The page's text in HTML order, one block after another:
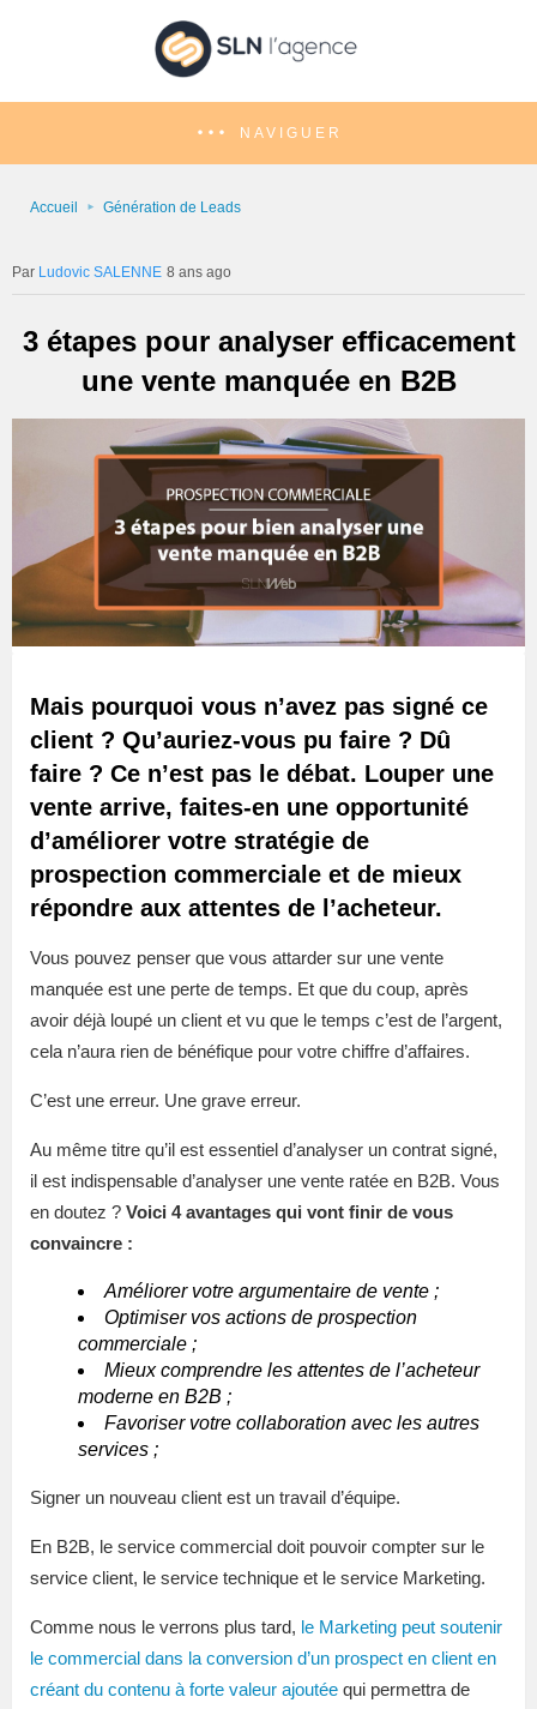
NAVIGUER
Accueil Génération de Leads
Ludovic SALENNE 8 ans ago
3 étapes pour analyser efficacement
une vente manquée en B2B
Mais pourquoi vous n’avez pas signé ce
client ? Qu’auriez-vous pu faire ? Dû
faire ? Ce n’est pas le débat. Louper une
vente arrive, faites-en une opportunité
d’améliorer votre stratégie de
prospection commerciale et de mieux
répondre aux attentes de l’acheteur.
Vous pouvez penser que vous attarder sur une vente
manquée est une perte de temps. Et que du coup, après
avoir déjà loupé un client et vu que le temps c’est de l’argent,
cela n’aura rien de bénéfique pour votre chiffre d’affaires.
C’est une erreur. Une grave erreur.
Au même titre qu’il est essentiel d’analyser un contrat signé,
il est indispensable d’analyser une vente ratée en B2B. Vous
en doutez ? Voici 4 avantages qui vont finir de vous
convaincre :
Améliorer votre argumentaire de vente ;
Optimiser vos actions de prospection
commerciale ;
Mieux comprendre les attentes de l’acheteur
moderne en B2B ;
Favoriser votre collaboration avec les autres
services ;
Signer un nouveau client est un travail d’équipe.
En B2B, le service commercial doit pouvoir compter sur le
service client, le service technique et le service Marketing.
Comme nous le verrons plus tard, le Marketing peut soutenir
le commercial dans la conversion d’un prospect en client en
créant du contenu à forte valeur ajoutée qui permettra de